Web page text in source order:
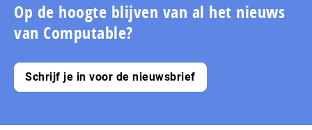
Op de hoogte blijven van al het nieuws
van Computable?
Schrijf je in voor de nieuwsbrief